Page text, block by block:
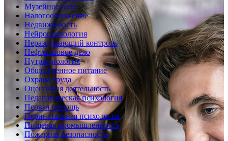
Музейное дело
Налогообложение
Недвижимость
Нейропсихология
Неразрушающий контроль
Нефтегазовое дело
Нутрициология
Общественное питание
Охрана труда
Оценочная деятельность
Педагогическая психология
Первая помощь
Перинатальная психология
Пищевая промышленность
Пожарная безопасность